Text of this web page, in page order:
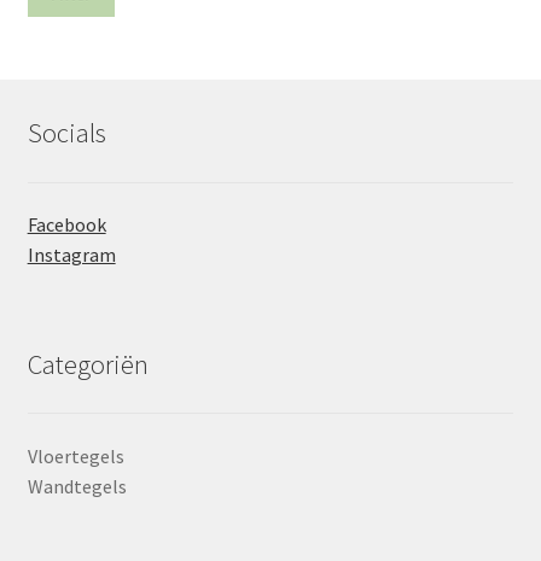
Socials
Facebook
Instagram
Categoriën
Vloertegels
Wandtegels